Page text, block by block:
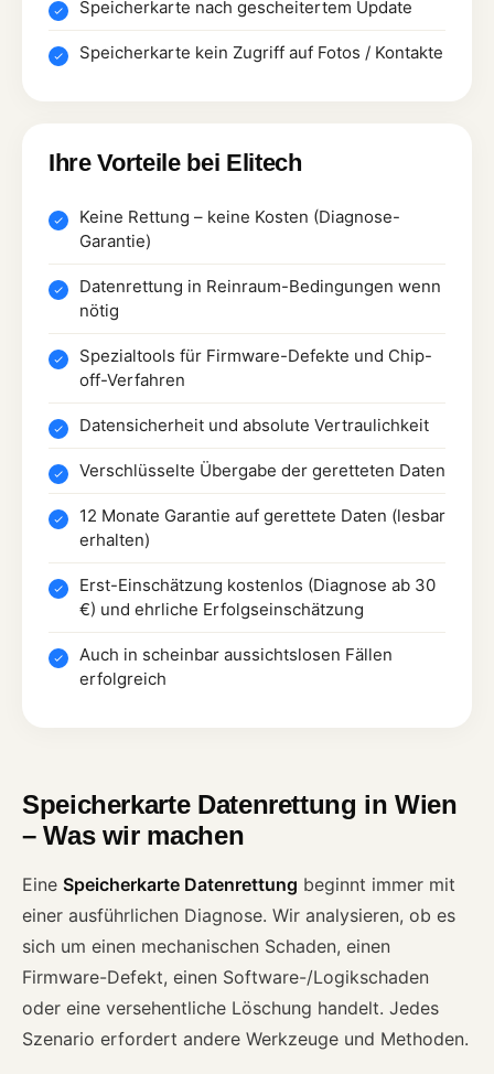
Speicherkarte nach gescheitertem Update
Speicherkarte kein Zugriff auf Fotos / Kontakte
Ihre Vorteile bei Elitech
Keine Rettung – keine Kosten (Diagnose-
Garantie)
Datenrettung in Reinraum-Bedingungen wenn
nötig
Spezialtools für Firmware-Defekte und Chip-
off-Verfahren
Datensicherheit und absolute Vertraulichkeit
Verschlüsselte Übergabe der geretteten Daten
12 Monate Garantie auf gerettete Daten (lesbar
erhalten)
Erst-Einschätzung kostenlos (Diagnose ab 30
€) und ehrliche Erfolgseinschätzung
Auch in scheinbar aussichtslosen Fällen
erfolgreich
Speicherkarte Datenrettung in Wien
– Was wir machen
Eine Speicherkarte Datenrettung beginnt immer mit
einer ausführlichen Diagnose. Wir analysieren, ob es
sich um einen mechanischen Schaden, einen
Firmware-Defekt, einen Software-/Logikschaden
oder eine versehentliche Löschung handelt. Jedes
Szenario erfordert andere Werkzeuge und Methoden.